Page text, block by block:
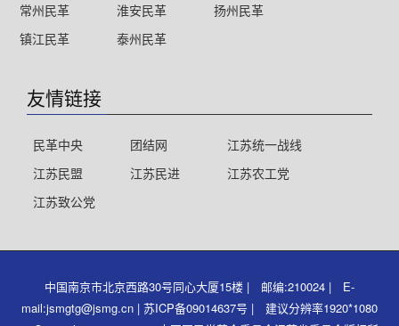
常州民革
淮安民革
扬州民革
镇江民革
泰州民革
友情链接
民革中央 团结网
江苏统一战线
江苏民盟
江苏民进
江苏农工党
江苏致公党
中国南京市北京西路30号同心大厦15楼 | 邮编:210024 | E-
mail:jsmgtg@jsmg.cn | 苏ICP备09014637号 | 建议分辨率1920*1080